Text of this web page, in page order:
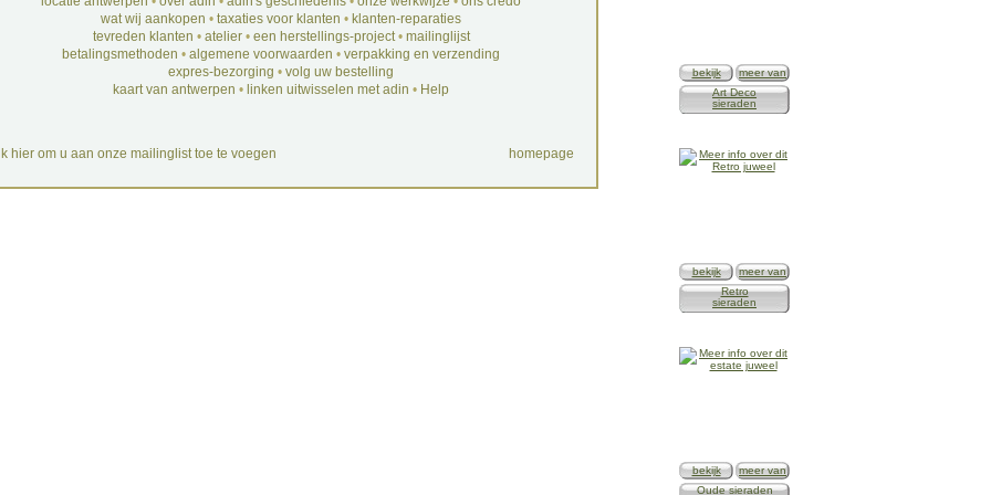
wat wij aankopen • taxaties voor klanten • klanten-reparaties
tevreden klanten • atelier• een herstellings-project• mailinglijst
betalingsmethoden • algemene voorwaarden • verpakking en verzending
expres-bezorging • volg uw bestelling
kaart van antwerpen • linken uitwisselen met adin • Help
hier om u aan onze mailinglist toe te voegen homepage
bekijk
meer van
Art Deco
sieraden
bekijk
meer van
Retro
sieraden
bekijk
meer van
Oude sieraden